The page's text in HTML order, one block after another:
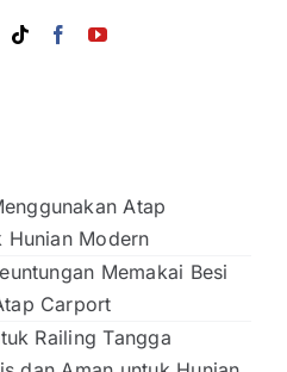
Atap
Hunian Modern
Memakai Besi
Carport
Railing Tangga